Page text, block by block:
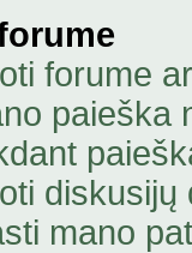
forume
paieška
diskusijų
mano